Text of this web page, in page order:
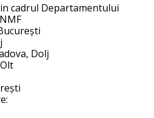
cadrul Departamentului
Dolj